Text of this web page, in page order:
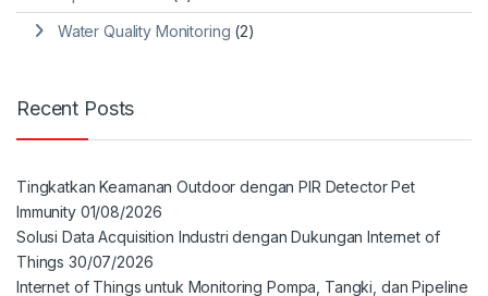
Water Quality Monitoring (2)
Recent Posts
Tingkatkan Keamanan Outdoor dengan PIR Detector Pet
Immunity 01/08/2026
Solusi Data Acquisition Industri dengan Dukungan Internet of
Things 30/07/2026
Internet of Things untuk Monitoring Pompa, Tangki, dan Pipeline